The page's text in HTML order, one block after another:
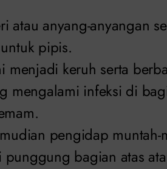
atau anyang-anyangan
pipis.
menjadi keruh serta
mengalami infeksi di
pengidap muntah-
punggung bagian atas